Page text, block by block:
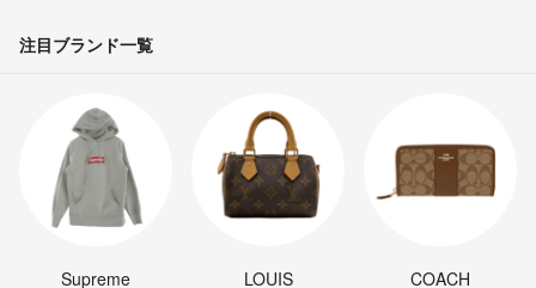
注目ブランド一覧
Supreme
LOUIS
COACH